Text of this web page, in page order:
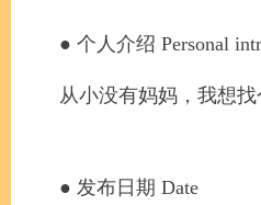
● 个人介绍 Personal
从小没有妈妈，我想找
● 发布日期 Date